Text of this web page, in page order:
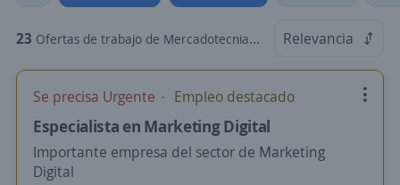
23 Ofertas de trabajo de Mercadotecnia / Publicidad / Comunicación en Pataz, La Libertad Relevancia
Se precisa Urgente Empleo destacado
Especialista en Marketing Digital
Importante empresa del sector de Marketing
Digital